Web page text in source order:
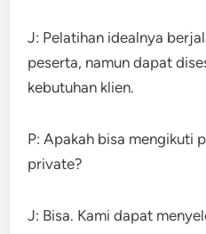
J: Pelatihan idealnya
peserta, namun dapat
kebutuhan klien.
P: Apakah bisa mengikuti
private?
J: Bisa. Kami dapat